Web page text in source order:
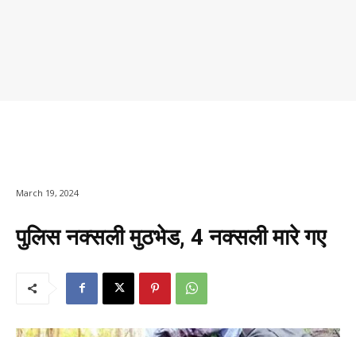
March 19, 2024
पुलिस नक्सली मुठभेड, 4 नक्सली मारे गए